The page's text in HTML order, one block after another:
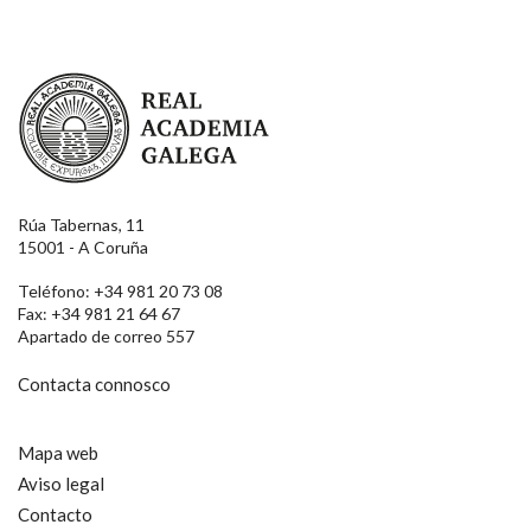
Real Academia Galega
Rúa Tabernas, 11
15001 - A Coruña
Teléfono: +34 981 20 73 08
Fax: +34 981 21 64 67
Apartado de correo 557
Contacta connosco
Mapa web
Aviso legal
Contacto